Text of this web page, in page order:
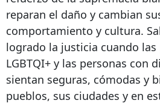
reparan el daño y cambian
comportamiento y cultura.
logrado la justicia cuando las
LGBTQI+ y las personas con
sientan seguras, cómodas y
pueblos, sus ciudades y en